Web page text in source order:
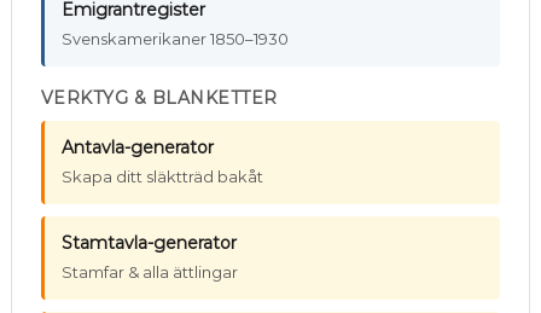
Emigrantregister
Svenskamerikaner 1850–1930
VERKTYG & BLANKETTER
Antavla-generator
Skapa ditt släktträd bakåt
Stamtavla-generator
Stamfar & alla ättlingar